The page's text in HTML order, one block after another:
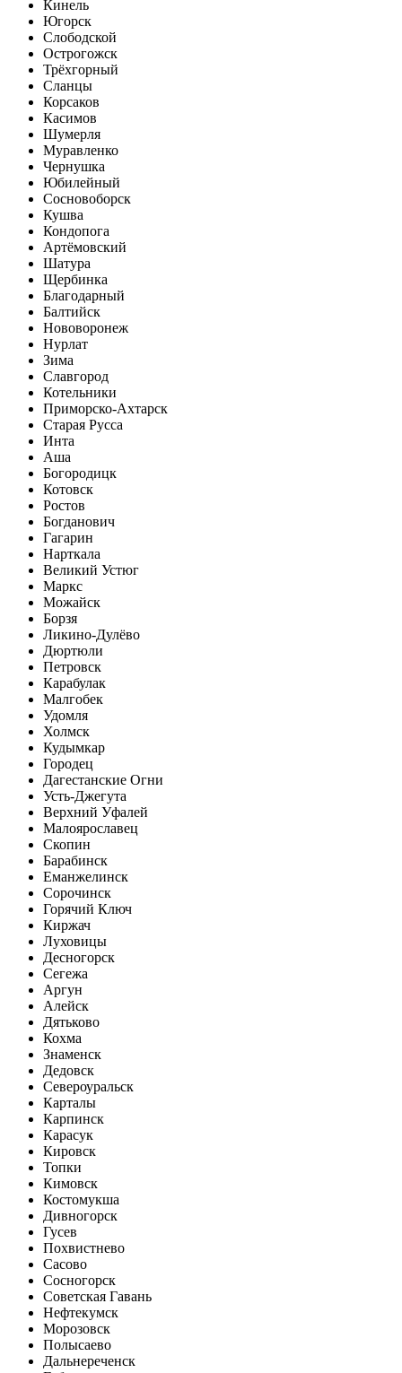
Кинель
Югорск
Слободской
Острогожск
Трёхгорный
Сланцы
Корсаков
Касимов
Шумерля
Муравленко
Чернушка
Юбилейный
Сосновоборск
Кушва
Кондопога
Артёмовский
Шатура
Щербинка
Благодарный
Балтийск
Нововоронеж
Нурлат
Зима
Славгород
Котельники
Приморско-Ахтарск
Старая Русса
Инта
Аша
Богородицк
Котовск
Ростов
Богданович
Гагарин
Нарткала
Великий Устюг
Маркс
Можайск
Борзя
Ликино-Дулёво
Дюртюли
Петровск
Карабулак
Малгобек
Удомля
Холмск
Кудымкар
Городец
Дагестанские Огни
Усть-Джегута
Верхний Уфалей
Малоярославец
Скопин
Барабинск
Еманжелинск
Сорочинск
Горячий Ключ
Киржач
Луховицы
Десногорск
Сегежа
Аргун
Алейск
Дятьково
Кохма
Знаменск
Дедовск
Североуральск
Карталы
Карпинск
Карасук
Кировск
Топки
Кимовск
Костомукша
Дивногорск
Гусев
Похвистнево
Сасово
Сосногорск
Советская Гавань
Нефтекумск
Морозовск
Полысаево
Дальнереченск